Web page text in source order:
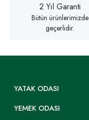
2 Yıl Garanti
Bütün ürünlerimizde
geçerlidir.
YATAK ODASI
YEMEK ODASI